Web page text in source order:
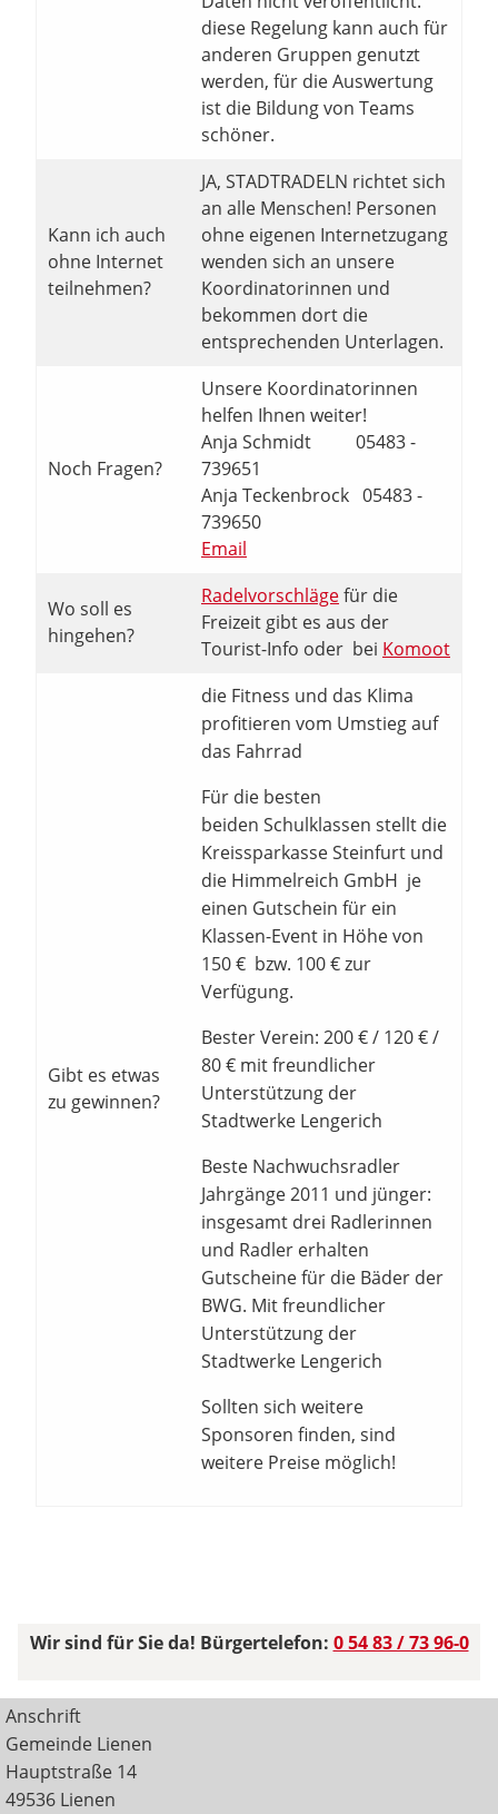
diese Regelung kann auch für
anderen Gruppen genutzt
werden, für die Auswertung
ist die Bildung von Teams
schöner.
Kann ich auch
ohne Internet
teilnehmen?
JA, STADTRADELN richtet sich
an alle Menschen! Personen
ohne eigenen Internetzugang
wenden sich an unsere
Koordinatorinnen und
bekommen dort die
entsprechenden Unterlagen.
Noch Fragen?
Unsere Koordinatorinnen
helfen Ihnen weiter!
Anja Schmidt 05483 -
739651
Anja Teckenbrock 05483 -
739650
Email
Wo soll es
hingehen?
Radelvorschlägefür die
Freizeit gibt es aus der
Tourist-Info oder bei Komoot
Gibt es etwas
zu gewinnen?
die Fitness und das Klima
profitieren vom Umstieg auf
das Fahrrad
Für die besten
beiden Schulklassen stellt die
Kreissparkasse Steinfurt und
die Himmelreich GmbH je
einen Gutschein für ein
Klassen-Event in Höhe von
150 € bzw. 100 € zur
Verfügung.
Bester Verein: 200 € / 120 € /
80 € mit freundlicher
Unterstützung der
Stadtwerke Lengerich
Beste Nachwuchsradler
Jahrgänge 2011 und jünger:
insgesamt drei Radlerinnen
und Radler erhalten
Gutscheine für die Bäder der
BWG. Mit freundlicher
Unterstützung der
Stadtwerke Lengerich
Sollten sich weitere
Sponsoren finden, sind
weitere Preise möglich!
Wir sind für Sie da! Bürgertelefon: 0 54 83 / 73 96-0
Anschrift
Gemeinde Lienen
Hauptstraße 14
49536 Lienen